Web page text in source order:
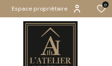
Espace propriétaire
0